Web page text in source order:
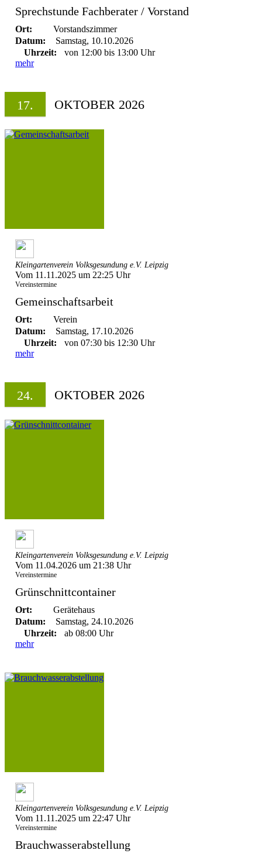
Sprechstunde Fachberater / Vorstand
Ort:
Vorstandszimmer
Datum:
Samstag, 10.10.2026
Uhrzeit:
von 12:00 bis 13:00 Uhr
mehr
17. OKTOBER 2026
Kleingartenverein Volksgesundung e.V. Leipzig
Vom 11.11.2025 um 22:25 Uhr
Vereinstermine
Gemeinschaftsarbeit
Ort:
Verein
Datum:
Samstag, 17.10.2026
Uhrzeit:
von 07:30 bis 12:30 Uhr
mehr
24. OKTOBER 2026
Kleingartenverein Volksgesundung e.V. Leipzig
Vom 11.04.2026 um 21:38 Uhr
Vereinstermine
Grünschnittcontainer
Ort:
Gerätehaus
Datum:
Samstag, 24.10.2026
Uhrzeit:
ab 08:00 Uhr
mehr
Kleingartenverein Volksgesundung e.V. Leipzig
Vom 11.11.2025 um 22:47 Uhr
Vereinstermine
Brauchwasserabstellung